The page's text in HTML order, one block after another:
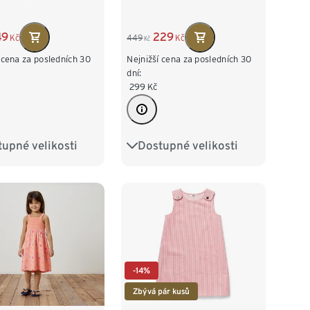
Kč
za posledních 30
velikosti
62/68 74/80
122/128
449 Kč 229 Kč
Nejnižší cena za posledních 30
dní:
299 Kč
Dostupné velikosti
86/92 98/104
-14%
Zbývá pár kusů